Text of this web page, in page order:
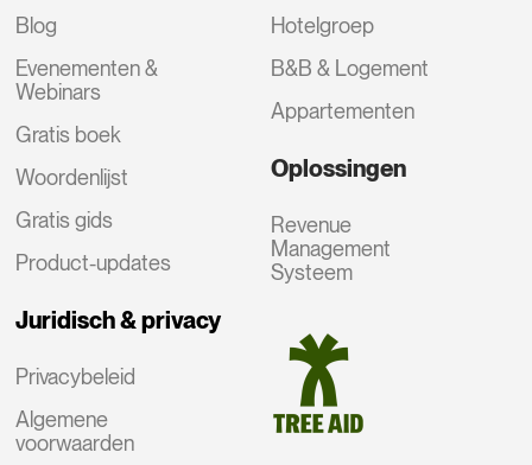
Blog
Evenementen &
Webinars
Gratis boek
Woordenlijst
Gratis gids
Product-updates
Juridisch & privacy
Privacybeleid
Algemene
voorwaarden
Hotelgroep
B&B & Logement
Appartementen
Oplossingen
Revenue
Management
Systeem